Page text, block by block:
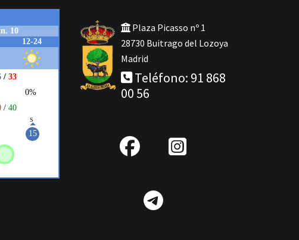
Plaza Picasso nº 1
28730 Buitrago del Lozoya
Madrid
Teléfono: 91 868
00 56
fab
facebook
IG
Telegram